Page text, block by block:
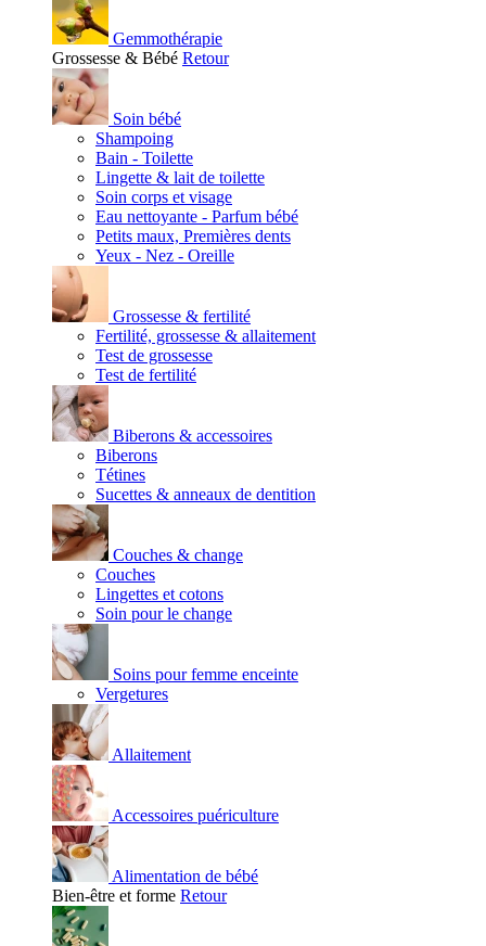
Gemmothérapie
Grossesse & Bébé Retour
Soin bébé
Shampoing
Bain - Toilette
Lingette & lait de toilette
Soin corps et visage
Eau nettoyante - Parfum bébé
Petits maux, Premières dents
Yeux - Nez - Oreille
Grossesse & fertilité
Fertilité, grossesse & allaitement
Test de grossesse
Test de fertilité
Biberons & accessoires
Biberons
Tétines
Sucettes & anneaux de dentition
Couches & change
Couches
Lingettes et cotons
Soin pour le change
Soins pour femme enceinte
Vergetures
Allaitement
Accessoires puériculture
Alimentation de bébé
Bien-être et forme Retour